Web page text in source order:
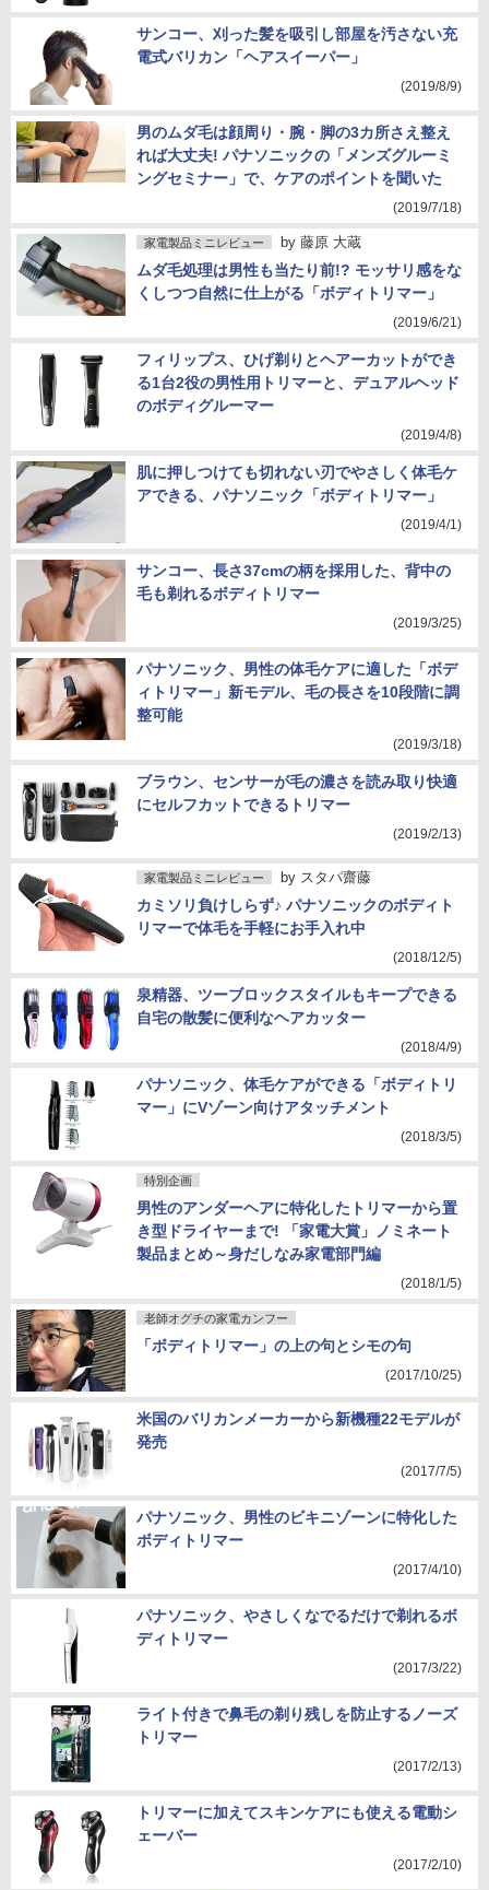
サンコー、刈った髪を吸引し部屋を汚さない充
電式バリカン「ヘアスイーパー」
(2019/8/9)
男のムダ毛は顔周り・腕・脚の3カ所さえ整え
れば大丈夫! パナソニックの「メンズグルーミ
ングセミナー」で、ケアのポイントを聞いた
(2019/7/18)
家電製品ミニレビュー by 藤原 大蔵
ムダ毛処理は男性も当たり前!? モッサリ感をな
くしつつ自然に仕上がる「ボディトリマー」
(2019/6/21)
フィリップス、ひげ剃りとヘアーカットができ
る1台2役の男性用トリマーと、デュアルヘッド
のボディグルーマー
(2019/4/8)
肌に押しつけても切れない刃でやさしく体毛ケ
アできる、パナソニック「ボディトリマー」
(2019/4/1)
サンコー、長さ37cmの柄を採用した、背中の
毛も剃れるボディトリマー
(2019/3/25)
パナソニック、男性の体毛ケアに適した「ボデ
ィトリマー」新モデル、毛の長さを10段階に調
整可能
(2019/3/18)
ブラウン、センサーが毛の濃さを読み取り快適
にセルフカットできるトリマー
(2019/2/13)
家電製品ミニレビュー by スタパ齋藤
カミソリ負けしらず♪ パナソニックのボディト
リマーで体毛を手軽にお手入れ中
(2018/12/5)
泉精器、ツーブロックスタイルもキープできる
自宅の散髪に便利なヘアカッター
(2018/4/9)
パナソニック、体毛ケアができる「ボディトリ
マー」にVゾーン向けアタッチメント
(2018/3/5)
特別企画
男性のアンダーヘアに特化したトリマーから置
き型ドライヤーまで! 「家電大賞」ノミネート
製品まとめ～身だしなみ家電部門編
(2018/1/5)
老師オグチの家電カンフー
「ボディトリマー」の上の句とシモの句
(2017/10/25)
米国のバリカンメーカーから新機種22モデルが
発売
(2017/7/5)
パナソニック、男性のビキニゾーンに特化した
ボディトリマー
(2017/4/10)
パナソニック、やさしくなでるだけで剃れるボ
ディトリマー
(2017/3/22)
ライト付きで鼻毛の剃り残しを防止するノーズ
トリマー
(2017/2/13)
トリマーに加えてスキンケアにも使える電動シ
ェーバー
(2017/2/10)